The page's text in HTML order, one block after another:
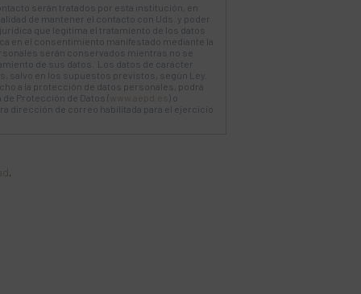
serán tratados por esta institución, en
de mantener el contacto con Uds. y poder
que legitima el tratamiento de los datos
en el consentimiento manifestado mediante la
serán conservados mientras no se
de sus datos. Los datos de carácter
salvo en los supuestos previstos, según Ley.
a la protección de datos personales, podrá
Protección de Datos (
) o
dirección de correo habilitada para el ejercicio
.